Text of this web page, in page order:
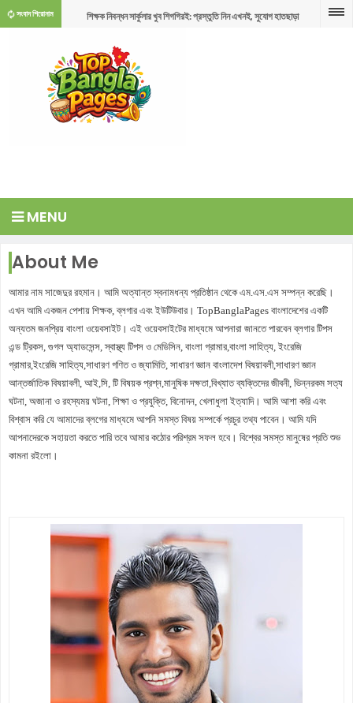
সংবাদ শিরোনাম শিক্ষক নিবন্ধন সার্কুলার খুব শিগগিরই: প্রস্তুতি নিন এখনই, সুযোগ হাতছাড়া
শিশুদের হাম রোগ থেকে বাঁচার উপায়: সচেতনতা ও প্রতিরোধই প্রধান
চাবিকাঠি
৩ বছর ব্যাকডেট নাকি স্থায়ী ৩৫ বছর কোনটি হচ্ছে।
সরকারী চাকরীর বয়স বৃদ্ধি নিশ্চিত হচ্ছে।
বর্তমান সময়ের জন্য ১০ টি বিজনেজ আইডিয়া।
ডেনমার্কে আসার আগে একবার পড়ুন।
বিভিন্ন পরীক্ষায় আসা ১০০+ গুরুত্বপূর্ণ সন্ধি বিচ্ছেদ।
ডায়বেটিস নিয়ন্ত্রণের সহজ কিছু উপায়।
চুল পাকার কারণ ও প্রতিকারের উপায়।
মাথা ব্যথা থেকে মুক্তির সহজ দোয়া।
চরিত্রহীন নারী চেনার ২০ টি সহজ উপায়।
কিডনিতে পাথর হলে করণীয় ও চিকিৎসা।
১৪ হাজার প্রার্থীর শাহবাগে লাগাতার আন্দোলনের ঘোষণা!
MENU
About Me
আমার নাম সাজেদুর রহমান। আমি অত্যান্ত স্বনামধন্য প্রতিষ্ঠান থেকে এম.এস.এস সম্পন্ন করেছি।
এখন আমি একজন পেশায় শিক্ষক, ব্লগার এবং ইউটিউবার। TopBanglaPages বাংলাদেশের একটি
অন্যতম জনপ্রিয় বাংলা ওয়েবসাইট। এই ওয়েবসাইটের মাধ্যমে আপনারা জানতে পারবেন ব্লগার টিপস
এন্ড ট্রিকস, গুগল অ্যাডসেন্স, স্বাস্থ্য টিপস ও মেডিসিন, বাংলা গ্রামার,বাংলা সাহিত্য, ইংরেজি
গ্রামার,ইংরেজি সাহিত্য,সাধারণ গণিত ও জ্যামিতি, সাধারণ জ্ঞান বাংলাদেশ বিষয়াবলী,সাধারণ জ্ঞান
আন্তর্জাতিক বিষয়াবলী, আই,সি, টি বিষয়ক প্রশ্ন,মানুষিক দক্ষতা,বিখ্যাত ব্যক্তিদের জীবনী, ভিন্নরকম সত্য
ঘটনা, অজানা ও রহস্যময় ঘটনা, শিক্ষা ও প্রযুক্তি, বিনোদন, খেলাধুলা ইত্যাদি। আমি আশা করি এবং
বিশ্বাস করি যে আমাদের ব্লগের মাধ্যমে আপনি সমস্ত বিষয় সম্পর্কে প্রচুর তথ্য পাবেন। আমি যদি
আপনাদেরকে সহায়তা করতে পারি তবে আমার কঠোর পরিশ্রম সফল হবে। বিশ্বের সমস্ত মানুষের প্রতি শুভ
কামনা রইলো ।